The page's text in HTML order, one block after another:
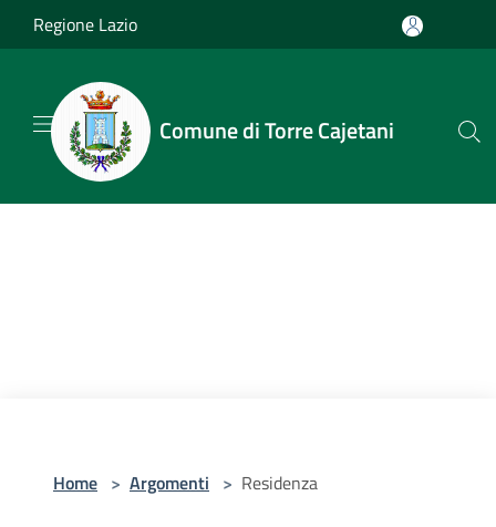
Salta al contenuto principale
Regione Lazio
Comune di Torre Cajetani
Home > Argomenti > Residenza